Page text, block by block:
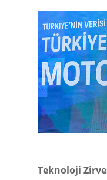
Teknoloji